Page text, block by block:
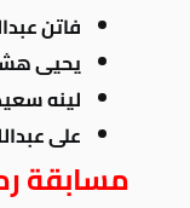
فاتن
يحيى
لينه
على
مسابقة